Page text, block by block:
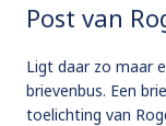
Post van
Ligt daar zo maar
brievenbus. Een
toelichting van